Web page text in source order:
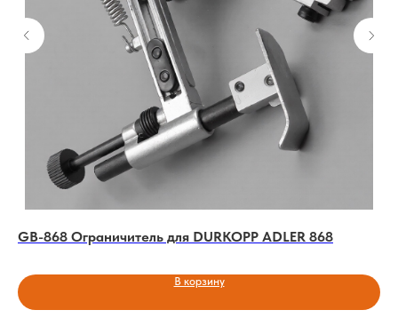
GB-868 Ограничитель для DURKOPP ADLER 868
В корзину